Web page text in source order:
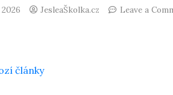
JesleaŠkolka.cz Leave a
články